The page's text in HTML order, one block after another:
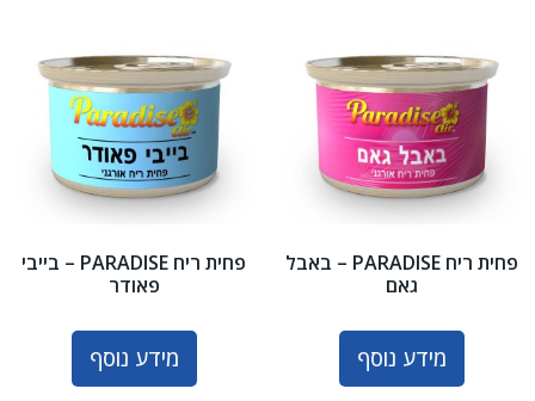
פחית ריח PARADISE – באבל
גאם
מידע נוסף
פחית ריח PARADISE – בייבי
פאודר
מידע נוסף